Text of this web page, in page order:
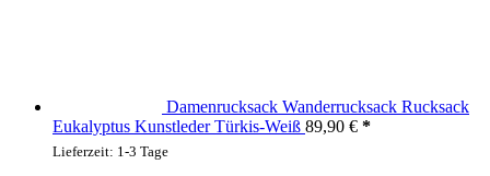
Damenrucksack Wanderrucksack Rucksack
Eukalyptus Kunstleder Türkis-Weiß 89,90 €
Lieferzeit: 1-3 Tage